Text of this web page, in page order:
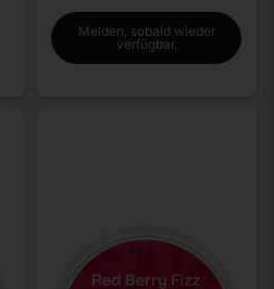
Melden, sobald wieder
verfügbar.